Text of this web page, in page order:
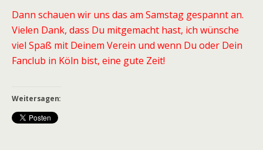
Dann schauen wir uns das am Samstag gespannt an.
Vielen Dank, dass Du mitgemacht hast, ich wünsche
viel Spaß mit Deinem Verein und wenn Du oder Dein
Fanclub in Köln bist, eine gute Zeit!
Weitersagen: